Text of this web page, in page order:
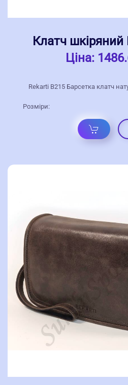
Клатч
Ціна:
Rekarti В215 Барсетка клатч
Розміри: